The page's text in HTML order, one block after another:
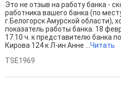
Это не отзыв на работу банка -
работника вашего банка (по
г.Белогорск Амурской области),
показатель работы банка. 18
17.10 ч. к представителю банка
Кирова 124 к Л-ин Анне ...Читать
TSE1969